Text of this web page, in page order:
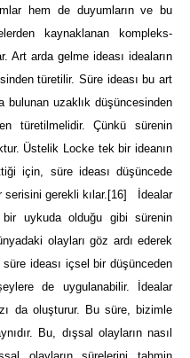
hem de duyumların ve bu
kaynaklanan kompleks-
Art arda gelme ideası ideaların
türetilir. Süre ideası bu art
bulunan uzaklık düşüncesinden
türetilmelidir. Çünkü sürenin
Üstelik Locke tek bir ideanın
için, süre ideası düşüncede
gerekli kılar. [16]
İdealar
bir uykuda olduğu gibi sürenin
olayları göz ardı ederek
ideası içsel bir düşünceden
de uygulanabilir. İdealar
da oluşturur. Bu süre, bizimle
Bu, dışsal olayların nasıl